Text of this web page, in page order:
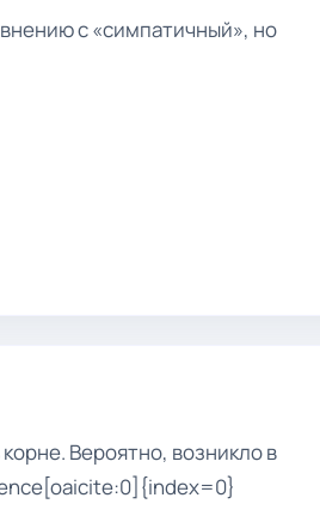
с «симпатичный», но
Вероятно, возникло в